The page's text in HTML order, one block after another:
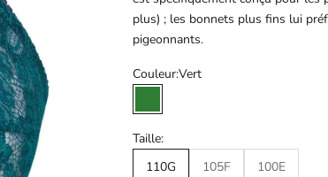
plus) ; les bonnets plus fins lui
pigeonnants.
Couleur:Vert
Vert
Taille:
110G
105F 100E